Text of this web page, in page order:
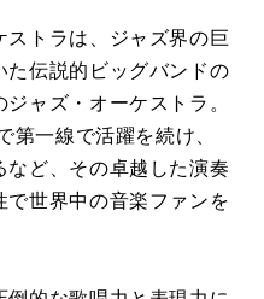
ストラは、ジャズ界の巨
た伝説的ビッグバンドの
ャズ・オーケストラ。
第一線で活躍を続け、
ど、その卓越した演奏
で世界中の音楽ファンを